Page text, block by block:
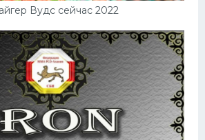
Вудс сейчас 2022